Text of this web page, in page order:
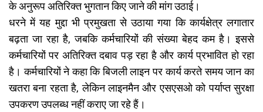
के अनुरूप अतिरिक्त भुगतान किए जाने की मांग उठाई।
धरने में यह मुद्दा भी प्रमुखता से उठाया गया कि कार्यक्षेत्र लगातार
बढ़ता जा रहा है, जबकि कर्मचारियों की संख्या बेहद कम है। इससे
कर्मचारियों पर अतिरिक्त दबाव पड़ रहा है और कार्य प्रभावित हो रहा
है। कर्मचारियों ने कहा कि बिजली लाइन पर कार्य करते समय जान का
खतरा बना रहता है, लेकिन लाइनमैन और एसएसओ को पर्याप्त सुरक्षा
उपकरण उपलब्ध नहीं कराए जा रहे हैं।